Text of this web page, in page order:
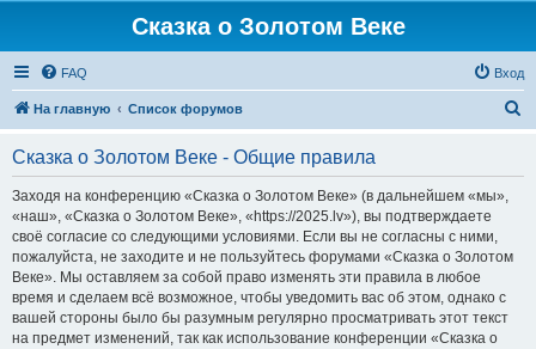
Сказка о Золотом Веке
FAQ Вход
На главную Список форумов
Сказка о Золотом Веке - Общие правила
Заходя на конференцию «Сказка о Золотом Веке» (в дальнейшем «мы»,
«наш», «Сказка о Золотом Веке», «https://2025.lv»), вы подтверждаете
своё согласие со следующими условиями. Если вы не согласны с ними,
пожалуйста, не заходите и не пользуйтесь форумами «Сказка о Золотом
Веке». Мы оставляем за собой право изменять эти правила в любое
время и сделаем всё возможное, чтобы уведомить вас об этом, однако с
вашей стороны было бы разумным регулярно просматривать этот текст
на предмет изменений, так как использование конференции «Сказка о